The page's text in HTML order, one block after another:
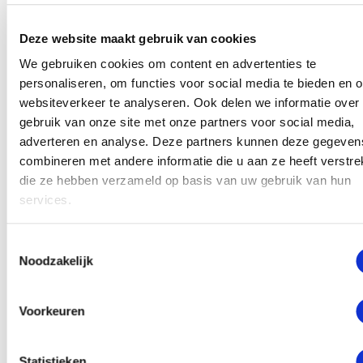
Deze website maakt gebruik van cookies
We gebruiken cookies om content en advertenties te
personaliseren, om functies voor social media te bieden en
websiteverkeer te analyseren. Ook delen we informatie over
gebruik van onze site met onze partners voor social media,
adverteren en analyse. Deze partners kunnen deze
combineren met andere informatie die u aan ze heeft
die ze hebben verzameld op basis van uw gebruik van hun
services.
Noodzakelijk
Voorkeuren
Veel artiesten hebben angst van plankenkoorts en dat
belet ze om een grote ster te worden. Het is al bekend
dat hypnotherapie kan helpen om die angst voor het
podium te overwinnen [4] .
In dat geval wordt er gebruikgemaakt van rationele
emotie therapie, terwijl je in hypnose bent. Het is een
vorm van cognitieve gedragstherapie die onlogische
podium pakken. Het internetpodium als je gaat
een vergadering, wat je creatieve talent laat zien.